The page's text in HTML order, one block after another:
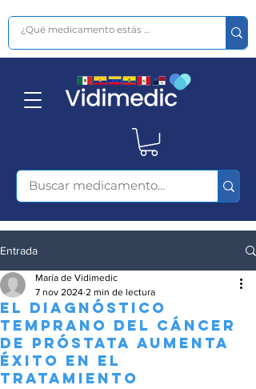
Entrada
el Diagnóstico
Temprano del Cáncer
de Próstata Aumenta
Éxito en el
Tratamiento
María de Vidimedic
7 nov 2024 2 min de lectura